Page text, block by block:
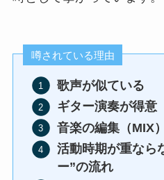
噂されている理由
歌声が似ている
ギター演奏が得意
音楽の編集（MIX
活動時期が重なら
ー”の流れ